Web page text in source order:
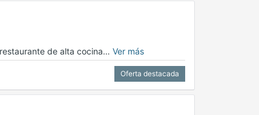
de alta cocina… Ver más
Oferta destacada